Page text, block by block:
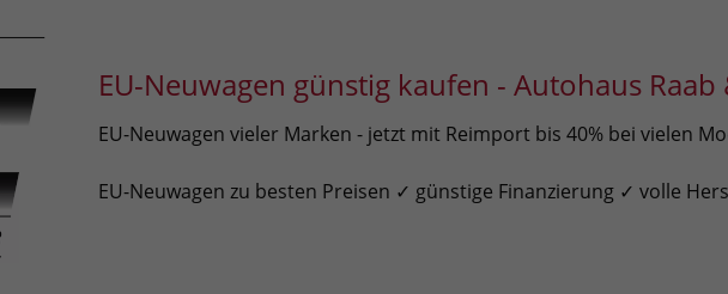
EU-Neuwagen günstig kaufen - Autohaus Raab
EU-Neuwagen vieler Marken - jetzt mit Reimport bis 40% bei vielen
EU-Neuwagen zu besten Preisen ✓ günstige Finanzierung ✓ volle